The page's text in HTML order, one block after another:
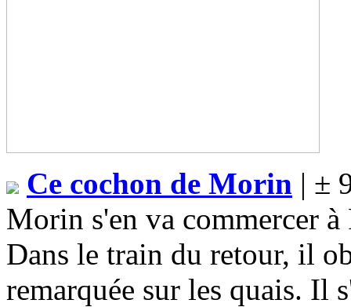
Ce cochon de Morin | ±
Morin s'en va commercer
Dans le train du retour, il
remarquée sur les quais. Il